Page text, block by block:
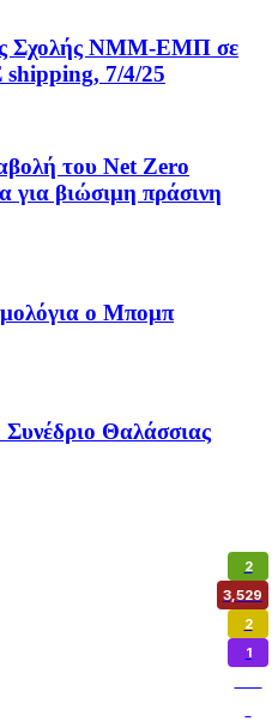
Σχολής ΝΜΜ-ΕΜΠ σε
7/4/25
του Net Zero
για βιώσιμη πράσινη
ο Μπομπ
Θαλάσσιας
2
3,529
2
1